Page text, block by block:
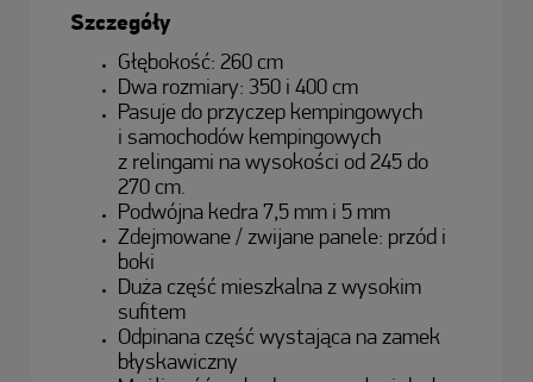
Szczegóły
Głębokość: 260 cm
Dwa rozmiary: 350 i 400 cm
Pasuje do przyczep kempingowych
i samochodów kempingowych
z relingami na wysokości od 245 do
270 cm.
Podwójna kedra 7,5 mm i 5 mm
Zdejmowane / zwijane panele: przód i
boki
Duża część mieszkalna z wysokim
sufitem
Odpinana część wystająca na zamek
błyskawiczny